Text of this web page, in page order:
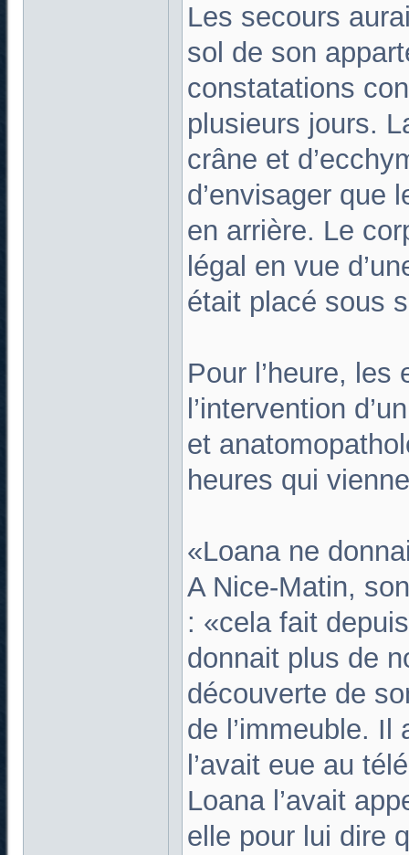
Les secours
sol de son
constatations
plusieurs jours.
crâne et
d’envisager que
en arrière. Le
légal en vue
était placé sous
Pour l’heure,
l’intervention
et
heures qui
«Loana ne
A Nice-Matin,
: «cela fait
donnait plus de
découverte de
de l’immeuble. Il
l’avait eue au
Loana l’avait
elle pour lui dire